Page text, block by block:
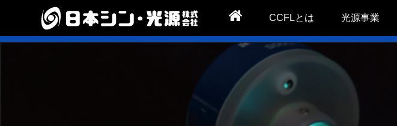
CCFLとは 光源事業